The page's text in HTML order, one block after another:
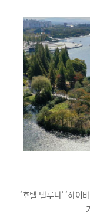
‘호텔 델루나’ ‘하이